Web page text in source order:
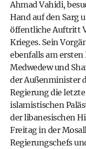
Ahmad Vahidi,
Hand auf den Sarg
öffentliche Auftritt
Krieges. Sein
ebenfalls am
Medwedew und
der Außenminister
Regierung die
islamistischen
der libanesischen
Freitag in der
Regierungschefs